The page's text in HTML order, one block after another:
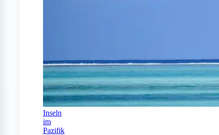
Inseln
im
Pazifik